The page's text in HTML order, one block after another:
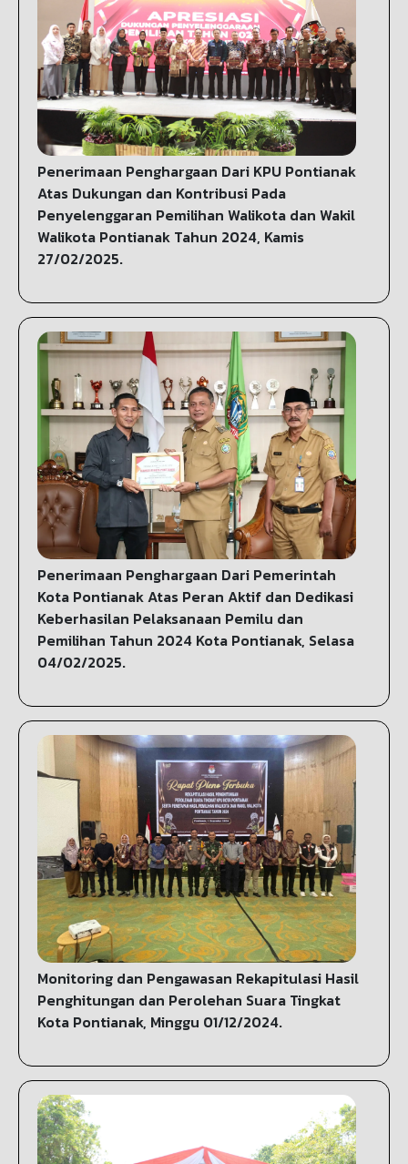
Penerimaan Penghargaan Dari KPU Pontianak
Atas Dukungan dan Kontribusi Pada
Penyelenggaran Pemilihan Walikota dan Wakil
Walikota Pontianak Tahun 2024, Kamis
27/02/2025.
Penerimaan Penghargaan Dari Pemerintah
Kota Pontianak Atas Peran Aktif dan Dedikasi
Keberhasilan Pelaksanaan Pemilu dan
Pemilihan Tahun 2024 Kota Pontianak, Selasa
04/02/2025.
Monitoring dan Pengawasan Rekapitulasi Hasil
Penghitungan dan Perolehan Suara Tingkat
Kota Pontianak, Minggu 01/12/2024.